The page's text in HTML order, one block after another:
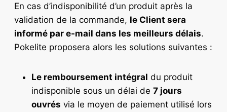
En cas d’indisponibilité d’un produit après la
validation de la commande, le Client sera
informé par e-mail dans les meilleurs délais.
Pokelite proposera alors les solutions suivantes :
Le remboursement intégral du produit
indisponible sous un délai de 7 jours
ouvrés via le moyen de paiement utilisé lors